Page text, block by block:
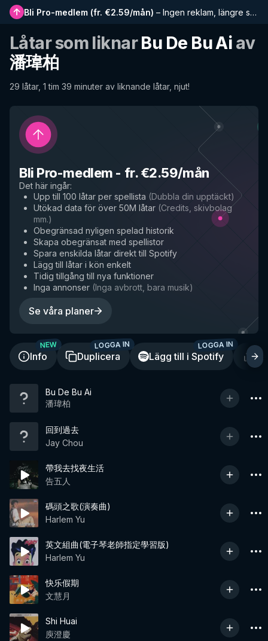
Bli Pro-medlem (fr. €2.59/mån) – Ingen reklam, längre spellistor, komplett historik och tidig tillgång till nya funktioner
Låtar som liknarBu De Bu Ai av
潘瑋柏
29 låtar, 1 tim 39 minuter av liknande låtar, njut!
Bli Pro-medlem - fr. €2.59/mån
Det här ingår:
Upp till 100 låtar per spellista (Dubbla din upptäckt)
Utökad data för över 50M låtar (Credits, skivbolag
mm.)
Obegränsad nyligen spelad historik
Skapa obegränsat med spellistor
Spara enskilda låtar direkt till Spotify
Lägg till låtar i kön enkelt
Tidig tillgång till nya funktioner
Inga annonser (Inga avbrott, bara musik)
Se våra planer
Info
NEW
Duplicera
LOGGA IN
Lägg till i Spotify
LOGGA IN
Bu De Bu Ai
潘瑋柏
回到過去
Jay Chou
帶我去找夜生活
告五人
碼頭之歌(演奏曲)
Harlem Yu
英文組曲(電子琴老師指定學習版)
Harlem Yu
快乐假期
文慧月
Shi Huai
庾澄慶